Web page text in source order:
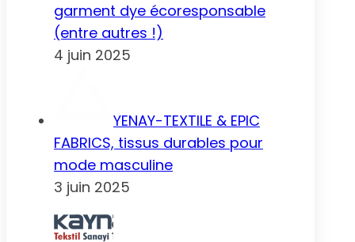
garment dye écoresponsable
(entre autres !)
4 juin 2025
YENAY-TEXTILE & EPIC
FABRICS, tissus durables pour
mode masculine
3 juin 2025